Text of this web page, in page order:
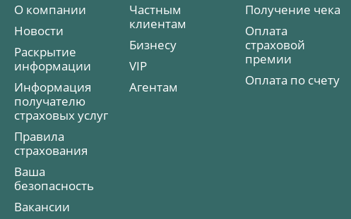
О компании
Новости
Раскрытие
информации
Информация
получателю
страховых услуг
Правила
страхования
Ваша
безопасность
Вакансии
Частным
клиентам
Бизнесу
VIP
Агентам
Получение чека
Оплата
страховой
премии
Оплата по счету